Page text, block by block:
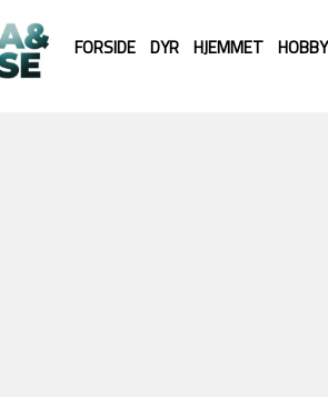
FORSIDE DYR HJEMMET HOBBY